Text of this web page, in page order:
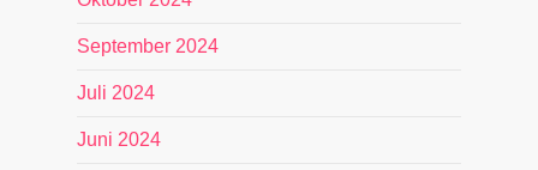
September 2024
Juli 2024
Juni 2024